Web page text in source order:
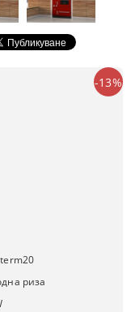
-13%
риза